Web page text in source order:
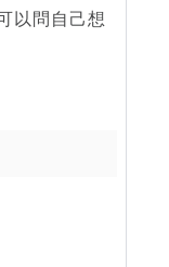
以問自己想